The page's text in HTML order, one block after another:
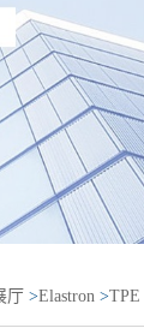
厅 >Elastron >TPE